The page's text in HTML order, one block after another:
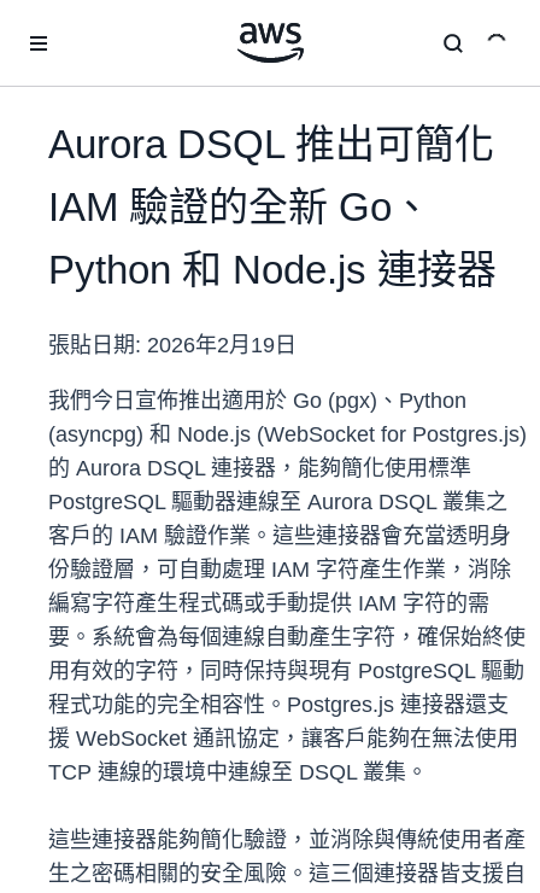
Aurora DSQL 推出可簡化
IAM 驗證的全新 Go、
Python 和 Node.js 連接器
張貼日期: 2026年2月19日
我們今日宣佈推出適用於 Go (pgx)、Python
(asyncpg) 和 Node.js (WebSocket for Postgres.js)
的 Aurora DSQL 連接器，能夠簡化使用標準
PostgreSQL 驅動器連線至 Aurora DSQL 叢集之
客戶的 IAM 驗證作業。這些連接器會充當透明身
份驗證層，可自動處理 IAM 字符產生作業，消除
編寫字符產生程式碼或手動提供 IAM 字符的需
要。系統會為每個連線自動產生字符，確保始終使
用有效的字符，同時保持與現有 PostgreSQL 驅動
程式功能的完全相容性。Postgres.js 連接器還支
援 WebSocket 通訊協定，讓客戶能夠在無法使用
TCP 連線的環境中連線至 DSQL 叢集。
這些連接器能夠簡化驗證，並消除與傳統使用者產
生之密碼相關的安全風險。這三個連接器皆支援自